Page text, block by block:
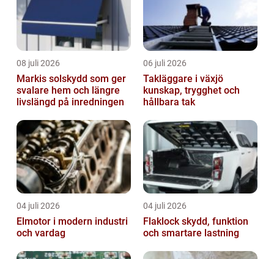
08 juli 2026
Markis solskydd som ger
svalare hem och längre
livslängd på inredningen
06 juli 2026
Takläggare i växjö
kunskap, trygghet och
hållbara tak
04 juli 2026
Elmotor i modern industri
och vardag
04 juli 2026
Flaklock skydd, funktion
och smartare lastning